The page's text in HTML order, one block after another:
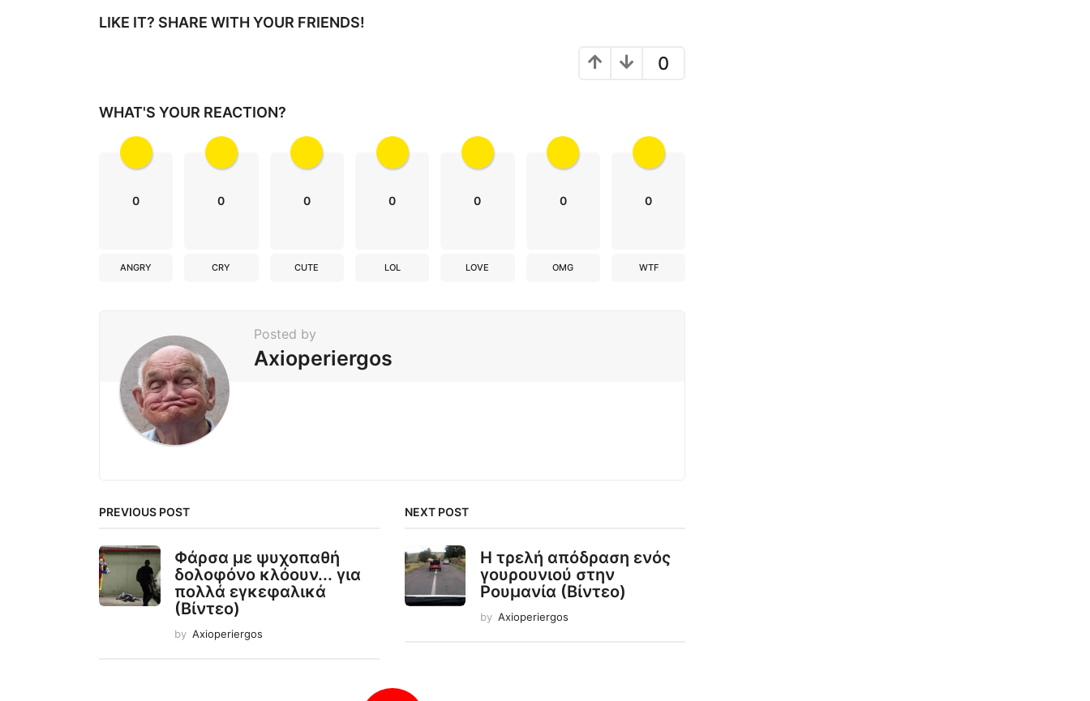
i
i
LIKE IT? SHARE WITH YOUR FRIENDS!
0
WHAT'S YOUR REACTION?
0
ANGRY
0
CRY
0
CUTE
0
LOL
0
LOVE
0
OMG
0
WTF
Posted by
Axioperiergos
PREVIOUS POST
Φάρσα με ψυχοπαθή
δολοφόνο κλόουν... για
πολλά εγκεφαλικά
(Βίντεο)
by Axioperiergos
NEXT POST
Η τρελή απόδραση ενός
γουρουνιού στην
Ρουμανία (Βίντεο)
by Axioperiergos